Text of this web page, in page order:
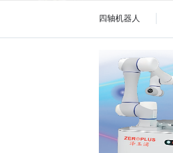
四轴机器人